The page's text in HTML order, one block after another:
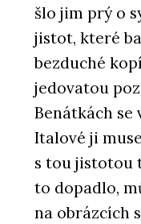
šlo jim prý o
jistot, které
bezduché
jedovatou
Benátkách se
Italové ji
s tou jistotou
to dopadlo,
na obrázcích